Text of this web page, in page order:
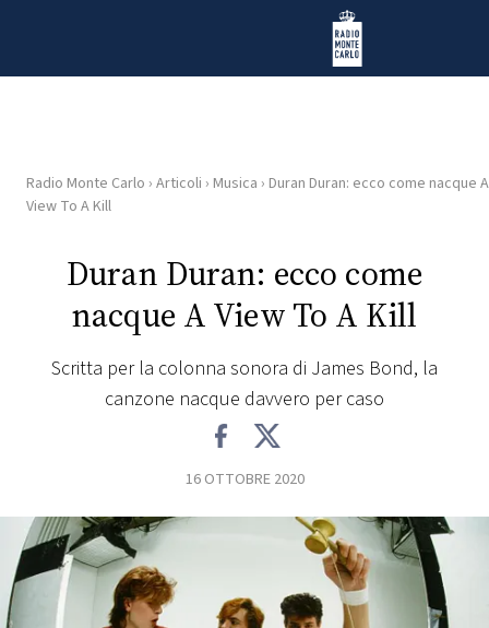
Radio Monte Carlo
HOME
RADIO
WEB
PLAYLIST
FOTO
CONCORSI
Radio Monte Carlo › Articoli › Musica › Duran Duran: ecco come nacque A
View To A Kill
Duran Duran: ecco come
nacque A View To A Kill
Scritta per la colonna sonora di James Bond, la
canzone nacque davvero per caso
16 OTTOBRE 2020